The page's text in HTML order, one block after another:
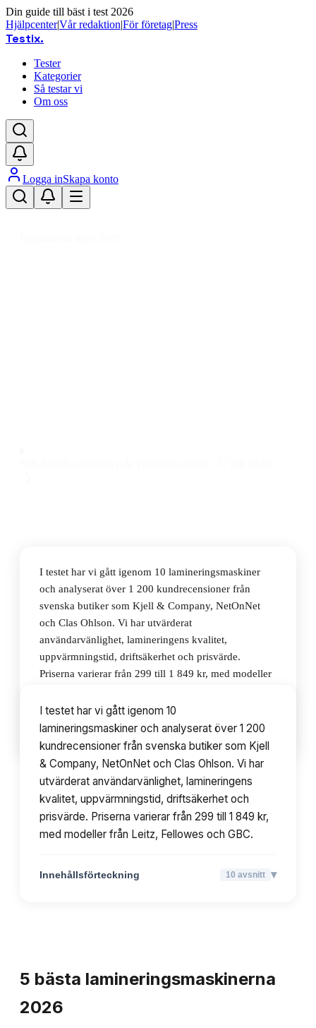
Din guide till bäst i test 2026
Hjälpcenter|Vår redaktion|För företag|Press
Testix.
Tester
Kategorier
Så testar vi
Om oss
Logga inSkapa konto
I testet har vi gått igenom 10 lamineringsmaskiner
och analyserat över 1 200 kundrecensioner från
svenska butiker som Kjell & Company, NetOnNet
och Clas Ohlson. Vi har utvärderat
användarvänlighet, lamineringens kvalitet,
uppvärmningstid, driftsäkerhet och prisvärde.
Priserna varierar från 299 till 1 849 kr, med modeller
Innehållsförteckning 10avsnitt
I testet har vi gått igenom 10
lamineringsmaskiner och analyserat över 1 200
kundrecensioner från svenska butiker som Kjell
& Company, NetOnNet och Clas Ohlson. Vi har
utvärderat användarvänlighet, lamineringens
kvalitet, uppvärmningstid, driftsäkerhet och
prisvärde. Priserna varierar från 299 till 1 849 kr,
med modeller från Leitz, Fellowes och GBC.
Innehållsförteckning 10 avsnitt ▾
5 bästa lamineringsmaskinerna
2026